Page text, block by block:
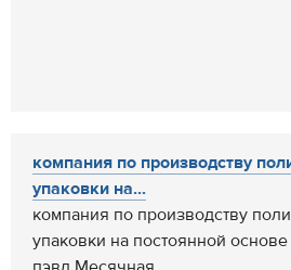
компания по производству
упаковки на...
компания по производству
упаковки на постоянной